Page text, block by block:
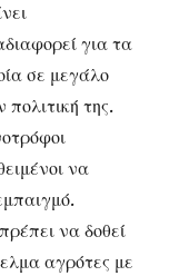
για τα
σε μεγάλο
πολιτική της.
να
να δοθεί
αγρότες με